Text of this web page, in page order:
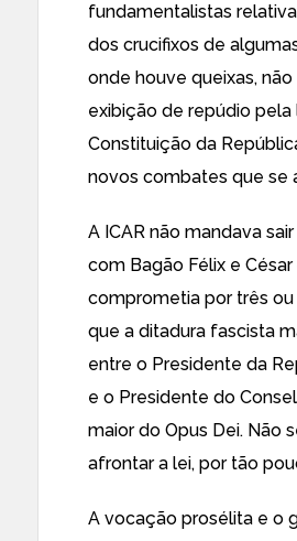
fundamentalistas
dos crucifixos de
onde houve queixas,
exibição de repúdio pela
Constituição da
novos combates que se
A ICAR não mandava
com Bagão Félix e
comprometia por três ou
que a ditadura fascista
entre o Presidente da
e o Presidente do
maior do Opus Dei. Não
afrontar a lei, por tão
A vocação prosélita e o